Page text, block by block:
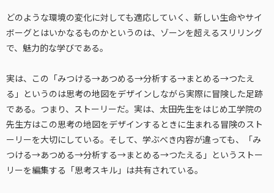
どのような環境の変化に対しても適応していく、新しい生命やサイ
ボーグとはいかなるものかというのは、ゾーンを超えるスリリング
で、魅力的な学びである。
実は、この「みつける→あつめる→分析する→まとめる→つたえ
る」というのは思考の地図をデザインしながら実際に冒険した足跡
である。つまり、ストーリーだ。実は、太田先生をはじめ工学院の
先生方はこの思考の地図をデザインするときに生まれる冒険のスト
ーリーを大切にしている。そして、学ぶべき内容が違っても、「み
つける→あつめる→分析する→まとめる→つたえる」というストー
リーを編集する「思考スキル」は共有されている。